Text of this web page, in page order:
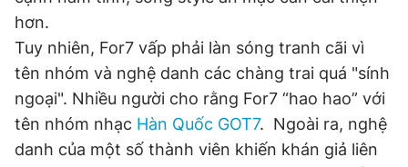
Theo dõi báo trên
Hotline
0906 645 777
Liên hệ quảng cáo
0908 780 404
Đặt báo Quảng cáo RSS Tòa soạn Chính sách bảo
hơn.
Tuy nhiên, For7 vấp phải làn sóng tranh cãi vì
tên nhóm và nghệ danh các chàng trai quá "sính
ngoại". Nhiều người cho rằng For7 “hao hao” với
tên nhóm nhạc Hàn Quốc GOT7. Ngoài ra, nghệ
danh của một số thành viên khiến khán giả liên